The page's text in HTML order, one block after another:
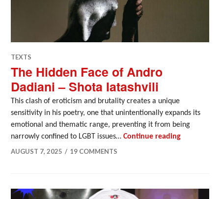
TEXTS
The Hidden Face of Andro
Dadiani – Shota Iatashvili
This clash of eroticism and brutality creates a unique
sensitivity in his poetry, one that unintentionally expands its
emotional and thematic range, preventing it from being
narrowly confined to LGBT issues…Continue readingThe
AUGUST 7, 2025
19 COMMENTS